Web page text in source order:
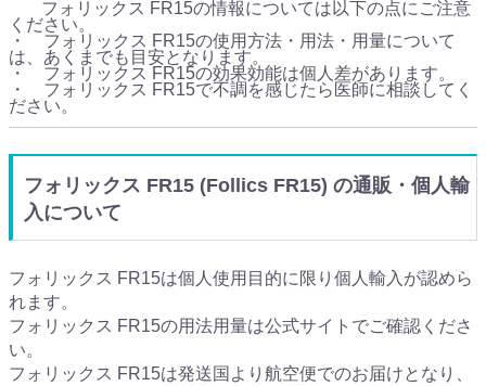
フォリックス FR15の情報については以下の点にご注意
ください。
・ フォリックス FR15の使用方法・用法・用量について
は、あくまでも目安となります。
・ フォリックス FR15の効果効能は個人差があります。
・ フォリックス FR15で不調を感じたら医師に相談してく
ださい。
フォリックス FR15 (Follics FR15) の通販・個人輸
入について
フォリックス FR15は個人使用目的に限り個人輸入が認めら
れます。
フォリックス FR15の用法用量は公式サイトでご確認くださ
い。
フォリックス FR15は発送国より航空便でのお届けとなり、